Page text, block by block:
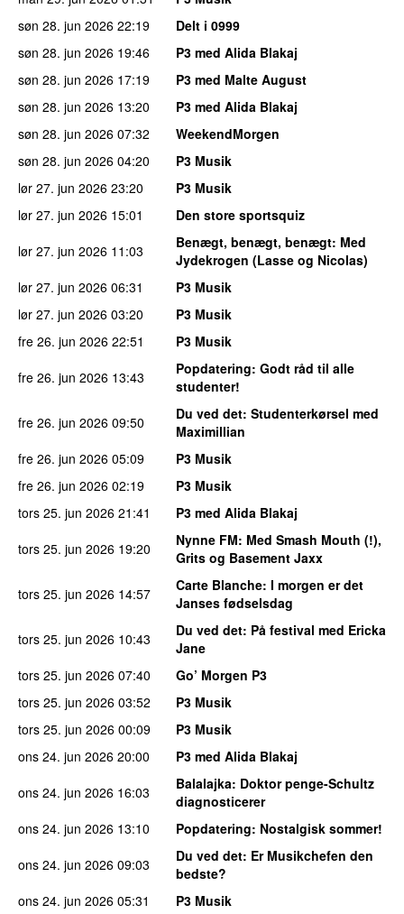
søn 28. jun 2026 22:19
Delt i 0999
søn 28. jun 2026 19:46
P3 med Alida Blakaj
søn 28. jun 2026 17:19
P3 med Malte August
søn 28. jun 2026 13:20
P3 med Alida Blakaj
søn 28. jun 2026 07:32
WeekendMorgen
søn 28. jun 2026 04:20
P3 Musik
lør 27. jun 2026 23:20
P3 Musik
lør 27. jun 2026 15:01
Den store sportsquiz
lør 27. jun 2026 11:03 Benægt, benægt, benægt: Med
Jydekrogen (Lasse og Nicolas)
lør 27. jun 2026 06:31
P3 Musik
lør 27. jun 2026 03:20
P3 Musik
fre 26. jun 2026 22:51
P3 Musik
fre 26. jun 2026 13:43 Popdatering: Godt råd til alle
studenter!
fre 26. jun 2026 09:50 Du ved det: Studenterkørsel med
Maximillian
fre 26. jun 2026 05:09
P3 Musik
fre 26. jun 2026 02:19
P3 Musik
tors 25. jun 2026 21:41
P3 med Alida Blakaj
tors 25. jun 2026 19:20 Nynne FM: Med Smash Mouth (!),
Grits og Basement Jaxx
tors 25. jun 2026 14:57 Carte Blanche: I morgen er det
Janses fødselsdag
tors 25. jun 2026 10:43 Du ved det: På festival med Ericka
Jane
tors 25. jun 2026 07:40
Go’ Morgen P3
tors 25. jun 2026 03:52
P3 Musik
tors 25. jun 2026 00:09
P3 Musik
ons 24. jun 2026 20:00
P3 med Alida Blakaj
ons 24. jun 2026 16:03 Balalajka: Doktor penge-Schultz
diagnosticerer
ons 24. jun 2026 13:10 Popdatering: Nostalgisk sommer!
ons 24. jun 2026 09:03 Du ved det: Er Musikchefen den
bedste?
ons 24. jun 2026 05:31
P3 Musik